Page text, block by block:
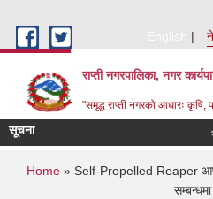
English
राप्ती नगरपालिका, नगर
"समृद्ध राप्ती नगरको आधारः कृषि,
सूचना
You are here
Home » Self-Propelled Reaper